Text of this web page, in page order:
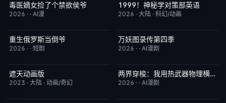
完结
毒医嫡女捡了个禁欲侯爷
2026 · · AI漫
更新至第3集 10.0
1999！神秘学对策部英语
2026 · 大陆 · 科幻/动画
完结
重生俄罗斯当倒爷
2026 · · 短剧
完结
万妖图录传第四季
2026 · · AI漫剧
更新至第174集
遮天动画版
2023 · 大陆 · 动画/奇幻
完结 10.0两界穿梭：我用热武器物理横推修真界
2026 · · AI漫剧